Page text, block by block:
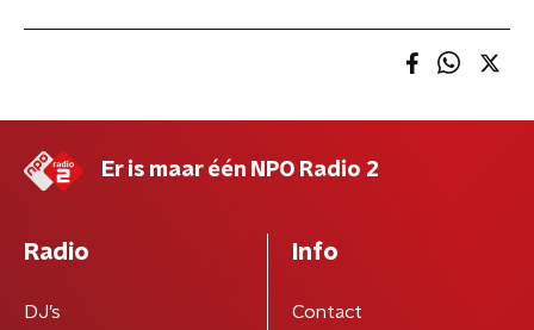
Er is maar één NPO Radio 2
Radio
DJ’s
Info
Contact